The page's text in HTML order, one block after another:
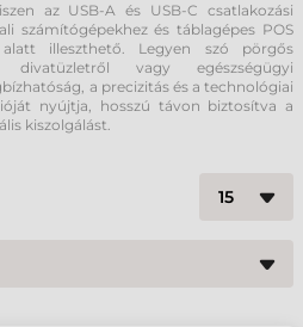
az USB-A és USB-C csatlakozási
számítógépekhez és táblagépes POS
illeszthető. Legyen szó pörgős
divatüzletről vagy egészségügyi
a precizitás és a technológiai
nyújtja, hosszú távon biztosítva a
kiszolgálást.